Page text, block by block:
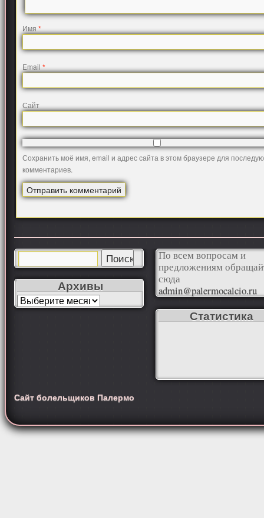
Имя*
Email*
Сайт
Сохранить моё имя, email и адрес сайта в этом браузере для
комментариев.
Архивы
По всем вопросам и
предложениям
сюда
admin@palermocalcio.ru
Статистика
Сайт болельщиков Палермо